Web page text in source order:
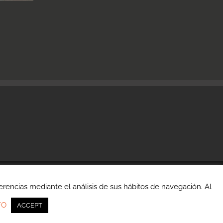
mediante el análisis de sus hábitos de navegación. Al
ACCEPT